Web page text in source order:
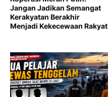
Jangan Jadikan Semangat
Kerakyatan Berakhir
Menjadi Kekecewaan Rakyat